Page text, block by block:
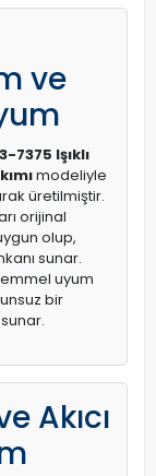
ve
7375 Işıklı
modeliyle
üretilmiştir.
orijinal
olup,
sunar.
uyum
bir
Akıcı